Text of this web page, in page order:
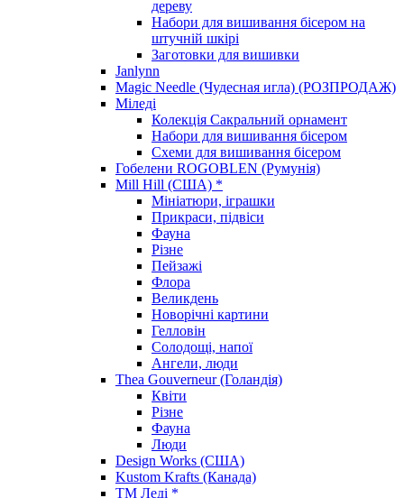
дереву
Набори для вишивання бісером на
штучній шкірі
Заготовки для вишивки
Janlynn
Magic Needle (Чудесная игла) (РОЗПРОДАЖ)
Міледі
Колекція Сакральний орнамент
Набори для вишивання бісером
Схеми для вишивання бісером
Гобелени ROGOBLEN (Румунія)
Mill Hill (США) *
Мініатюри, іграшки
Прикраси, підвіси
Фауна
Різне
Пейзажі
Флора
Великдень
Новорічні картини
Гелловін
Солодощі, напої
Ангели, люди
Thea Gouverneur (Голандія)
Квіти
Різне
Фауна
Люди
Design Works (США)
Kustom Krafts (Канада)
ТМ Леді *